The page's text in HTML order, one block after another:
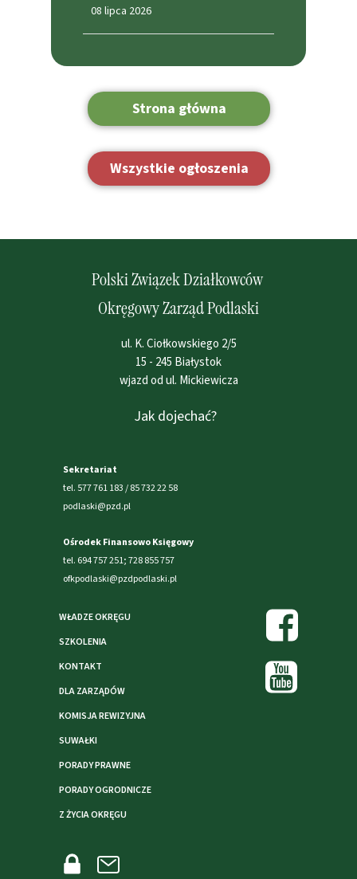
08 lipca 2026
Wszystkie ogłoszenia
Strona główna
Jak dojechać?
Polski Związek Działkowców
Okręgowy Zarząd Podlaski
ul. K. Ciołkowskiego 2/5
15 - 245 Białystok
wjazd od ul. Mickiewicza
Sekretariat
tel. 577 761 183 / 85 732 22 58
podlaski@pzd.pl
Ośrodek Finansowo Księgowy
tel. 694 757 251; 728 855 757
ofkpodlaski@pzdpodlaski.pl
WŁADZE OKRĘGU
SZKOLENIA
KONTAKT
DLA ZARZĄDÓW
KOMISJA REWIZYJNA
SUWAŁKI
PORADY PRAWNE
PORADY OGRODNICZE
Z ŻYCIA OKRĘGU